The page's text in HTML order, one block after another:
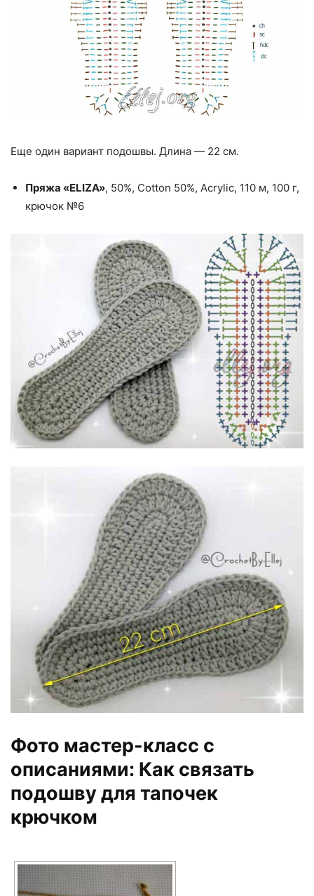
Еще один вариант подошвы. Длина — 22 см.
Пряжа «ELIZA», 50%, Cotton 50%, Acrylic, 110 м, 100 г,
крючок №6
Фото мастер-класс с
описаниями: Как связать
подошву для тапочек
крючком